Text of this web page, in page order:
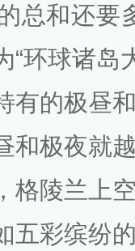
总和还要
“环球诸岛
有的极昼
和极夜就
格陵兰上
五彩缤纷